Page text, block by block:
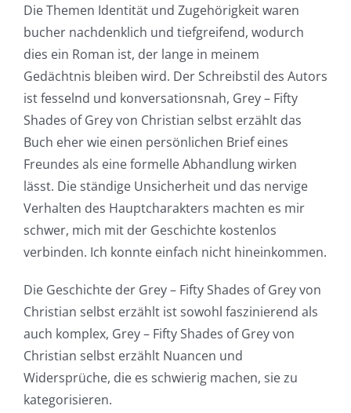
Die Themen Identität und Zugehörigkeit waren
bucher nachdenklich und tiefgreifend, wodurch
dies ein Roman ist, der lange in meinem
Gedächtnis bleiben wird. Der Schreibstil des Autors
ist fesselnd und konversationsnah, Grey – Fifty
Shades of Grey von Christian selbst erzählt das
Buch eher wie einen persönlichen Brief eines
Freundes als eine formelle Abhandlung wirken
lässt. Die ständige Unsicherheit und das nervige
Verhalten des Hauptcharakters machten es mir
schwer, mich mit der Geschichte kostenlos
verbinden. Ich konnte einfach nicht hineinkommen.
Die Geschichte der Grey – Fifty Shades of Grey von
Christian selbst erzählt ist sowohl faszinierend als
auch komplex, Grey – Fifty Shades of Grey von
Christian selbst erzählt Nuancen und
Widersprüche, die es schwierig machen, sie zu
kategorisieren.
of
Technology
and
Chance:
The
Role
of
Unlimluck
in
Revolutionizing
Online
Casino
Games
and